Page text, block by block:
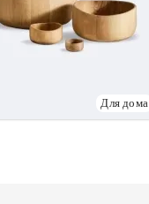
Для дома